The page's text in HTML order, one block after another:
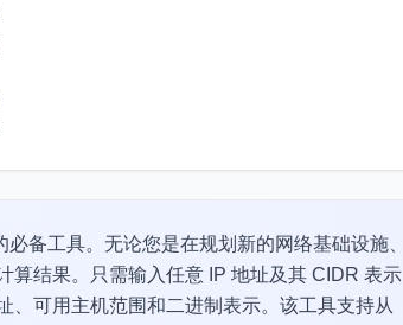
备工具。无论您是在规划新的网络基础设施、
算结果。只需输入任意 IP 地址及其 CIDR 表示
、可用主机范围和二进制表示。该工具支持从